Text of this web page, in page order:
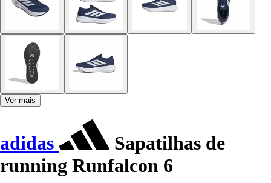
Ver mais
adidas
Sapatilhas de
running Runfalcon 6